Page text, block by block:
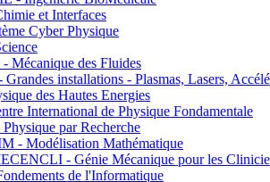
et Interfaces
Cyber Physique
Mécanique des Fluides
installations - Plasmas, Lasers,
des Hautes Energies
International de Physique Fondamentale
par Recherche
- Modélisation Mathématique
- Génie Mécanique pour les
de l'Informatique